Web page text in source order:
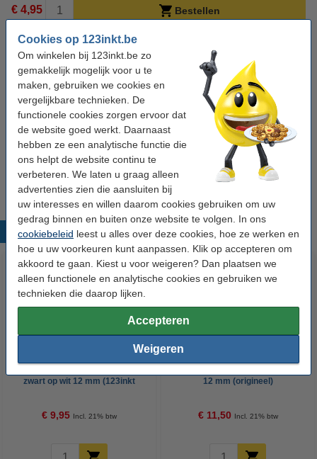
Cookies op 123inkt.be
Om winkelen bij 123inkt.be zo
gemakkelijk mogelijk voor u te
maken, gebruiken we cookies en
vergelijkbare technieken. De
functionele cookies zorgen ervoor dat
de website goed werkt. Daarnaast
hebben ze een analytische functie die
ons helpt de website continu te
verbeteren. We laten u graag alleen
advertenties zien die aansluiten bij
uw interesses en willen daarom cookies gebruiken om uw
gedrag binnen en buiten onze website te volgen. In ons
cookiebeleid leest u alles over deze cookies, hoe ze werken en
hoe u uw voorkeuren kunt aanpassen. Klik op accepteren om
akkoord te gaan. Kiest u voor weigeren? Dan plaatsen we
alleen functionele en analytische cookies en gebruiken we
technieken die daarop lijken.
Accepteren
Weigeren
€ 4,95 Bestellen
Winstpakker!
Aanbieding: 5x Dymo 1978367 tape zwart op
oranje 12 mm (123inkt huismerk)
Tip: Multipack meebestellen
Aanbieding: 123inkt huismerk vervangt Dymo
D1 12 mm tape multipack (zwart op wit, zwart
op transparant en zwart op geel)
€ 24,50
Populaire producten
Dymo S0720530 / 45013 tape
zwart op wit 12 mm (123inkt
€ 9,95 Incl. 21% btw
Dymo 1978366 tape wit op rood
12 mm (origineel)
€ 11,50 Incl. 21% btw